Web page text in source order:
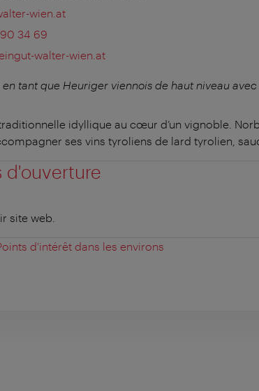
wien.at
34 69
walter-wien.at
en tant que Heuriger viennois de haut niveau
idyllique au cœur d’un vignoble.
ses vins tyroliens de lard tyrolien,
d'ouverture
site web.
d'intérêt dans les environs